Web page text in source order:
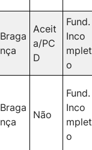
Braga
nça
Aceit
a/PC
D
Fund.
Inco
mplet
o
Braga
nça
Não
Fund.
Inco
mplet
o